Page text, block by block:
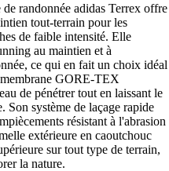
randonnée adidas Terrex offre
tout-terrain pour les
de faible intensité. Elle
au maintien et à
ce qui en fait un choix idéal
GORE-TEX
de pénétrer tout en laissant le
Son système de laçage rapide
résistant à l'abrasion
extérieure en caoutchouc
sur tout type de terrain,
la nature.